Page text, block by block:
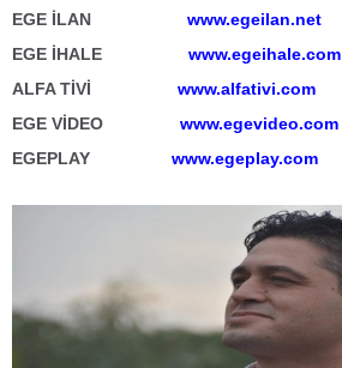
EGE İLAN www.egeilan.net
EGE İHALE www.egeihale.com
ALFA TİVİ www.alfativi.com
EGE VİDEO www.egevideo.com
EGEPLAY www.egeplay.com